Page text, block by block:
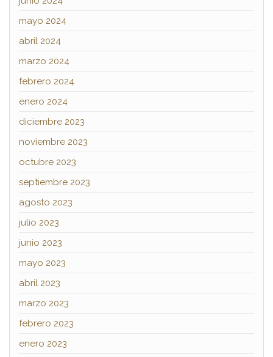
mayo 2024
abril 2024
marzo 2024
febrero 2024
enero 2024
diciembre 2023
noviembre 2023
octubre 2023
septiembre 2023
agosto 2023
julio 2023
junio 2023
mayo 2023
abril 2023
marzo 2023
febrero 2023
enero 2023